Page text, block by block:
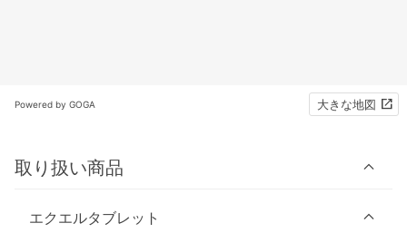
Powered by GOGA 大きな地図
取り扱い商品
エクエルタブレット